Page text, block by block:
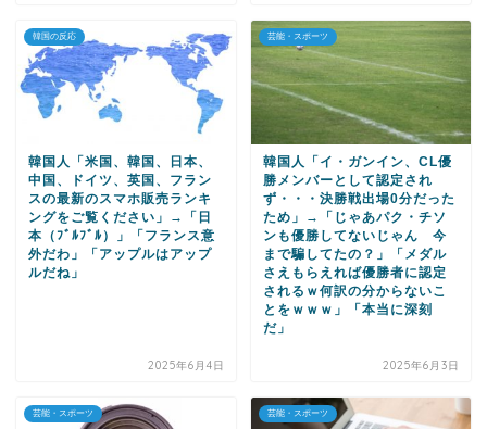
韓国の反応
韓国人「米国、韓国、日本、
中国、ドイツ、英国、フラン
スの最新のスマホ販売ランキ
ングをご覧ください」→「日
本（ﾌﾞﾙﾌﾞﾙ）」「フランス意
外だわ」「アップルはアップ
ルだね」
2025年6月4日
芸能・スポーツ
韓国人「イ・ガンイン、CL優
勝メンバーとして認定され
ず・・・決勝戦出場0分だった
ため」→「じゃあパク・チソ
ンも優勝してないじゃん 今
まで騙してたの？」「メダル
さえもらえれば優勝者に認定
されるｗ何訳の分からないこ
とをｗｗｗ」「本当に深刻
だ」
2025年6月3日
芸能・スポーツ 芸能・スポーツ